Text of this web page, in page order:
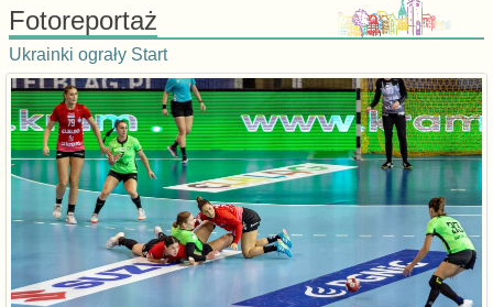
Fotoreportaż
Ukrainki ograły Start